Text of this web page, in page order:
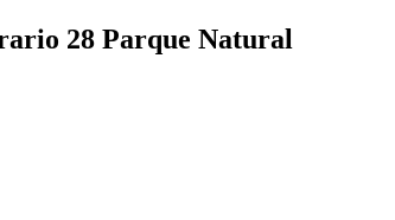
28 Parque Natural